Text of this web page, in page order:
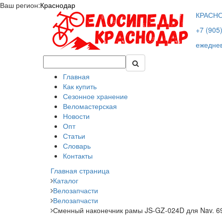
Ваш регион:Краснодар
+7
Главная
Как купить
Сезонное хранение
Веломастерская
Новости
Опт
Статьи
Словарь
Контакты
Главная страница
Каталог
Велозапчасти
Велозапчасти
Сменный наконечник рамы JS-GZ-024D для Nav.